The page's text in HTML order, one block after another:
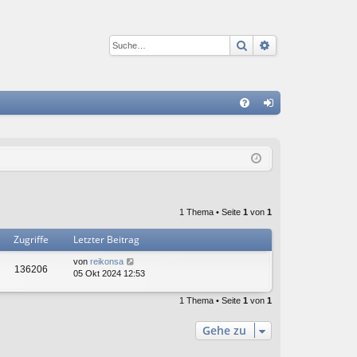
Suche
m
1 Thema • Seite 1 von 1
Zugriffe Letzter Beitrag
136206
von reikonsa
05 Okt 2024 12:53
1 Thema • Seite 1 von 1
Gehe zu